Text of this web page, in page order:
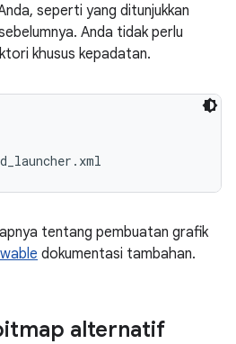
seperti yang ditunjukkan
Anda tidak perlu
khusus kepadatan.
tentang pembuatan grafik
dokumentasi tambahan.
alternatif